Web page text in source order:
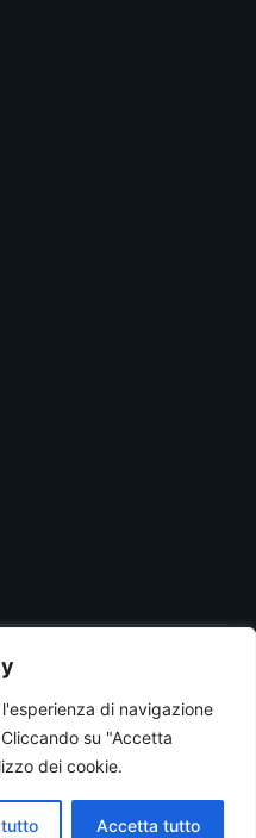
di navigazione
Cliccando su "Accetta
dei cookie.
Accetta tutto